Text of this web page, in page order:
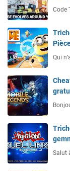
Code
Qui
Salut